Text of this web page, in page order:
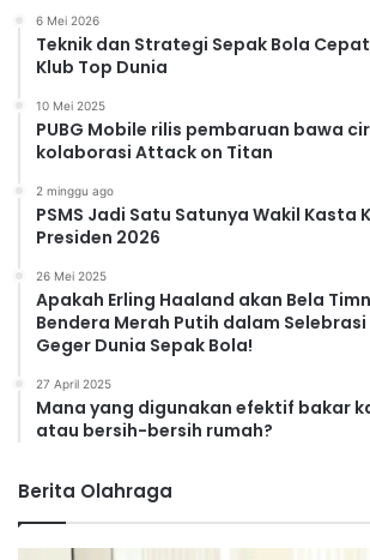
6 Mei 2026
Teknik dan Strategi Sepak Bola
Klub Top Dunia
10 Mei 2025
PUBG Mobile rilis pembaruan bawa
kolaborasi Attack on Titan
2 minggu ago
PSMS Jadi Satu Satunya Wakil Kasta
Presiden 2026
26 Mei 2025
Apakah Erling Haaland akan Bela
Bendera Merah Putih dalam
Geger Dunia Sepak Bola!
27 April 2025
Mana yang digunakan efektif bakar
atau bersih-bersih rumah?
Berita Olahraga